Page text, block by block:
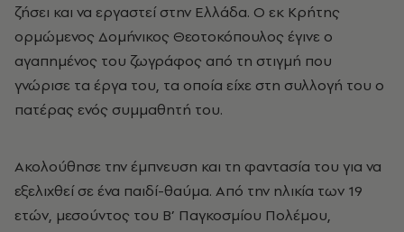
ζήσει και να εργαστεί στην Ελλάδα. Ο εκ Κρήτης
ορμώμενος Δομήνικος Θεοτοκόπουλος έγινε ο
αγαπημένος του ζωγράφος από τη στιγμή που
γνώρισε τα έργα του, τα οποία είχε στη συλλογή του ο
πατέρας ενός συμμαθητή του.
Ακολούθησε την έμπνευση και τη φαντασία του για να
εξελιχθεί σε ένα παιδί-θαύμα. Από την ηλικία των 19
ετών, μεσούντος του Β’ Παγκοσμίου Πολέμου,